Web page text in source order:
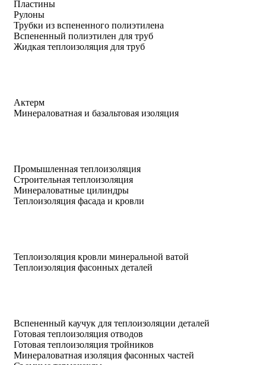
Пластины
Рулоны
Трубки из вспененного полиэтилена
Вспененный полиэтилен для труб
Жидкая теплоизоляция для труб
Актерм
Минераловатная и базальтовая изоляция
Промышленная теплоизоляция
Строительная теплоизоляция
Минераловатные цилиндры
Теплоизоляция фасада и кровли
Теплоизоляция кровли минеральной ватой
Теплоизоляция фасонных деталей
Вспененный каучук для теплоизоляции деталей
Готовая теплоизоляция отводов
Готовая теплоизоляция тройников
Минераловатная изоляция фасонных частей